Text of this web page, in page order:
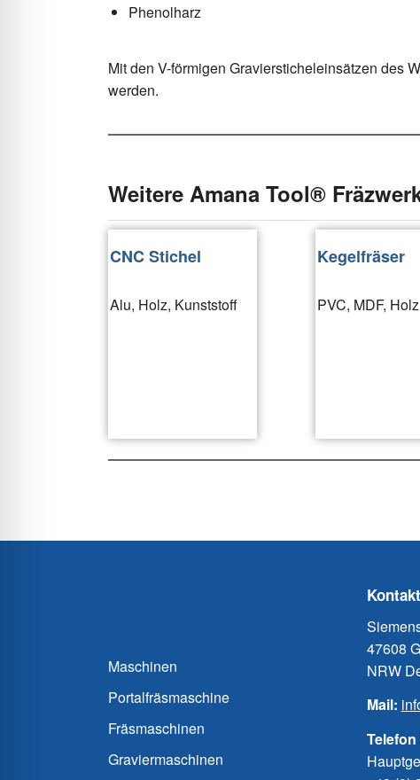
Phenolharz
Mit den V-förmigen Graviersticheleinsätzen des
werden.
Weitere Amana Tool®
CNC Stichel
Alu, Holz, Kunststoff
Kegelfräser
PVC, MDF, Holz
Maschinen
Portalfräsmaschine
Fräsmaschinen
Graviermaschinen
47608
NRW
Mail:
Telefon